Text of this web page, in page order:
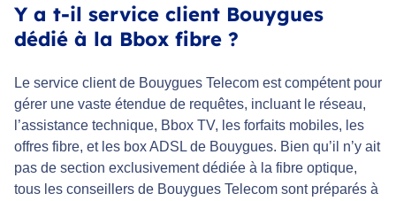
Y a t-il service client Bouygues
dédié à la Bbox fibre ?
Le service client de Bouygues Telecom est compétent pour
gérer une vaste étendue de requêtes, incluant le réseau,
l’assistance technique, Bbox TV, les forfaits mobiles, les
offres fibre, et les box ADSL de Bouygues. Bien qu’il n’y ait
pas de section exclusivement dédiée à la fibre optique,
tous les conseillers de Bouygues Telecom sont préparés à